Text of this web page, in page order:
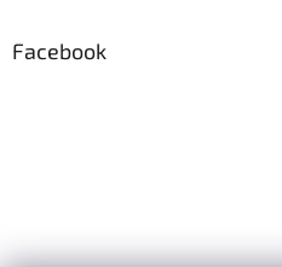
Facebook